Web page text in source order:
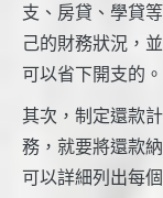
支、房貸、學貸
己的財務狀況，
可以省下開支的。
其次，制定還款
務，就要將還款
可以詳細列出每